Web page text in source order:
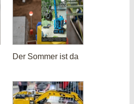
Der Sommer ist da